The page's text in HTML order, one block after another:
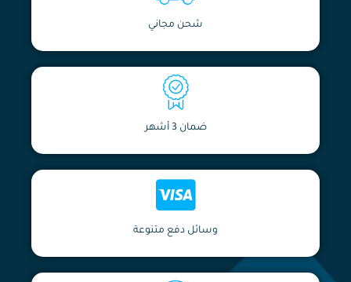
شحن مجاني
ضمان 3 أشهر
وسائل دفع متنوعة